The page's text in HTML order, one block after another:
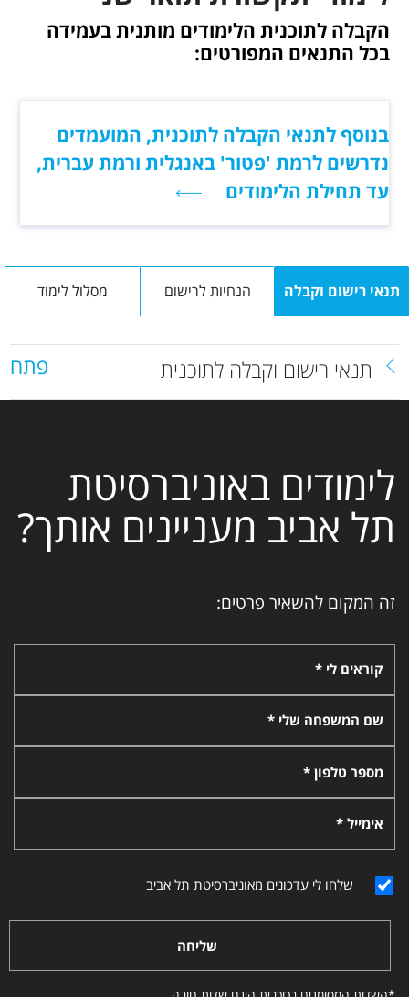
הקבלה לתוכנית הלימודים מותנית בעמידה
בכל התנאים המפורטים:
בנוסף לתנאי הקבלה לתוכנית, המועמדים
נדרשים לרמת 'פטור' באנגלית ורמת עברית,
עד תחילת הלימודים
תנאי רישום וקבלה הנחיות לרישום מסלול לימוד
תנאי רישום וקבלה לתוכנית פתח
לימודים באוניברסיטת
תל אביב מעניינים אותך?
זה המקום להשאיר פרטים:
קוראים לי *
שם המשפחה שלי *
מספר טלפון *
אימייל *
שלחו לי עדכונים מאוניברסיטת תל אביב
שליחה